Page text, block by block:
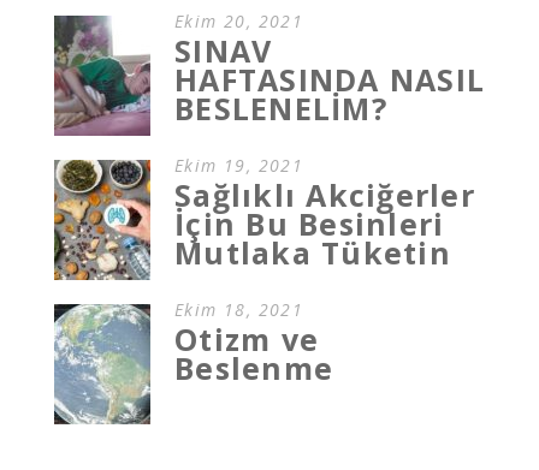
Ekim 20, 2021
SINAV
HAFTASINDA NASIL
BESLENELİM?
Ekim 19, 2021
Sağlıklı Akciğerler
İçin Bu Besinleri
Mutlaka Tüketin
Ekim 18, 2021
Otizm ve
Beslenme